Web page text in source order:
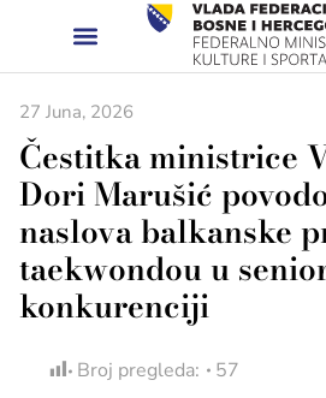
27 Juna, 2026
Čestitka ministrice
Dori Marušić
naslova balkanske
taekwondou u
konkurenciji
Broj pregleda: 57